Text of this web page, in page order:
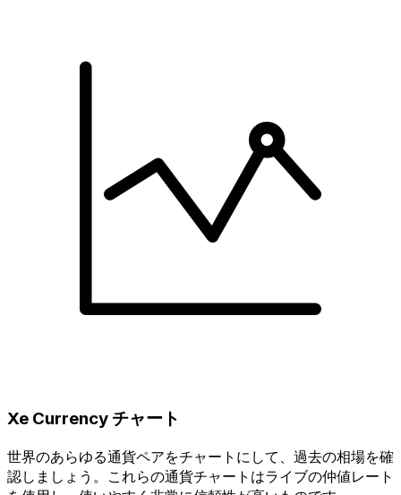
Xe Currency チャート
世界のあらゆる通貨ペアをチャートにして、過去の相場を確
認しましょう。これらの通貨チャートはライブの仲値レート